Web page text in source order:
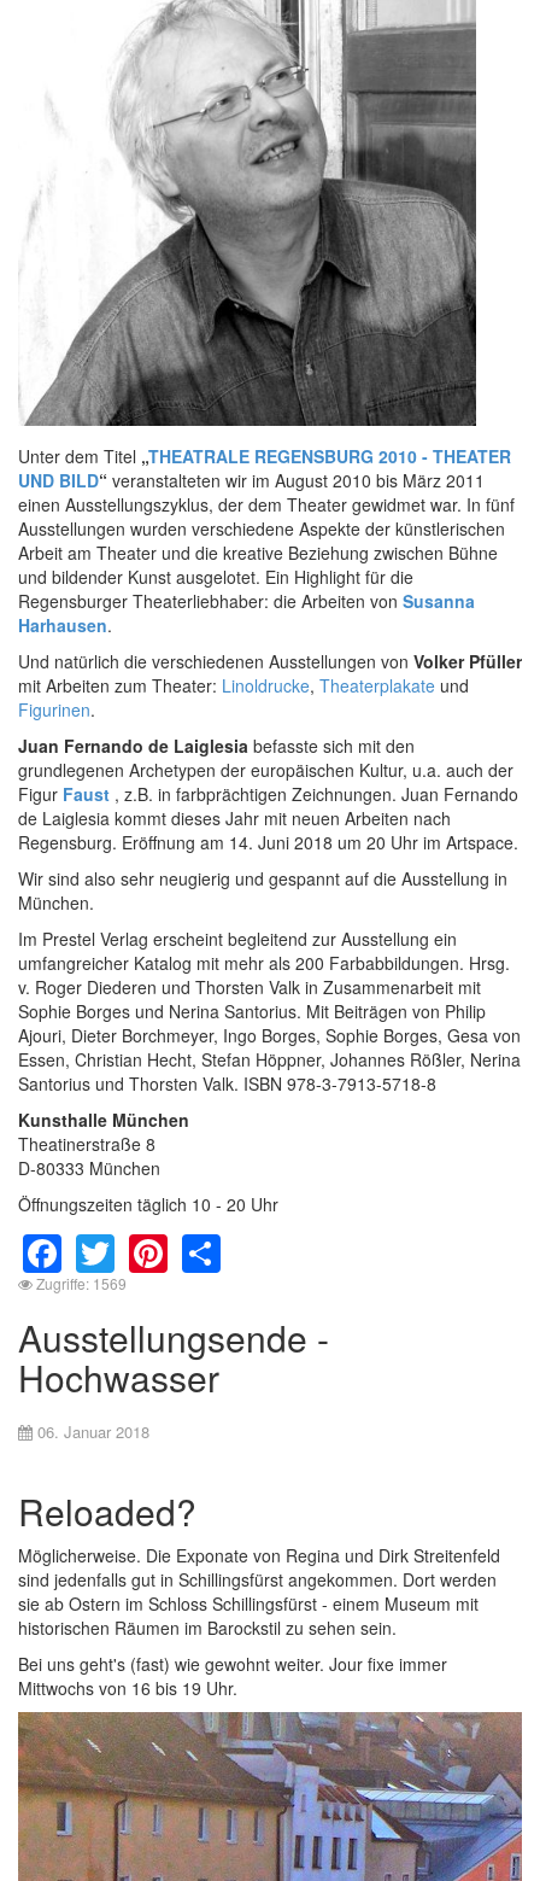
Unter dem Titel „THEATRALE REGENSBURG 2010 - THEATER
UND BILD“ veranstalteten wir im August 2010 bis März 2011
einen Ausstellungszyklus, der dem Theater gewidmet war. In fünf
Ausstellungen wurden verschiedene Aspekte der künstlerischen
Arbeit am Theater und die kreative Beziehung zwischen Bühne
und bildender Kunst ausgelotet. Ein Highlight für die
Regensburger Theaterliebhaber: die Arbeiten von Susanna
Harhausen.
Und natürlich die verschiedenen Ausstellungen von Volker Pfüller
mit Arbeiten zum Theater: Linoldrucke, Theaterplakate und
Figurinen.
Juan Fernando de Laiglesia befasste sich mit den
grundlegenen Archetypen der europäischen Kultur, u.a. auch der
Figur Faust , z.B. in farbprächtigen Zeichnungen. Juan Fernando
de Laiglesia kommt dieses Jahr mit neuen Arbeiten nach
Regensburg. Eröffnung am 14. Juni 2018 um 20 Uhr im Artspace.
Wir sind also sehr neugierig und gespannt auf die Ausstellung in
München.
Im Prestel Verlag erscheint begleitend zur Ausstellung ein
umfangreicher Katalog mit mehr als 200 Farbabbildungen. Hrsg.
v. Roger Diederen und Thorsten Valk in Zusammenarbeit mit
Sophie Borges und Nerina Santorius. Mit Beiträgen von Philip
Ajouri, Dieter Borchmeyer, Ingo Borges, Sophie Borges, Gesa von
Essen, Christian Hecht, Stefan Höppner, Johannes Rößler, Nerina
Santorius und Thorsten Valk. ISBN 978-3-7913-5718-8
Kunsthalle München
Theatinerstraße 8
D-80333 München
Öffnungszeiten täglich 10 - 20 Uhr
Facebook
TwitterPinterest
Zugriffe: 1569
Ausstellungsende -
Hochwasser
06. Januar 2018
Reloaded?
Möglicherweise. Die Exponate von Regina und Dirk Streitenfeld
sind jedenfalls gut in Schillingsfürst angekommen. Dort werden
sie ab Ostern im Schloss Schillingsfürst - einem Museum mit
historischen Räumen im Barockstil zu sehen sein.
Bei uns geht's (fast) wie gewohnt weiter. Jour fixe immer
Mittwochs von 16 bis 19 Uhr.